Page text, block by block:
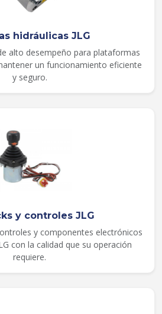
hidráulicas JLG
alto desempeño para plataformas
un funcionamiento eficiente
y seguro.
y controles JLG
y componentes electrónicos
con la calidad que su operación
requiere.